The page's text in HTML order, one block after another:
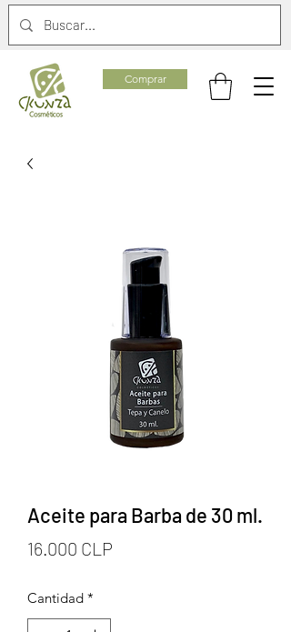
Comprar
Aceite para Barba de 30 ml.
16.000 CLP
Cantidad *